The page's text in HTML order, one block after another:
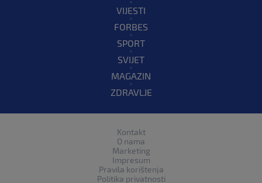
VIJESTI
FORBES
SPORT
SVIJET
MAGAZIN
ZDRAVLJE
Kontakt
O nama
Marketing
Impresum
Pravila korištenja
Politika privatnosti